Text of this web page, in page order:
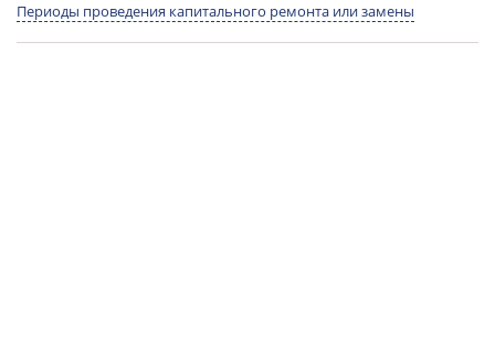
Периоды проведения капитального ремонта или замены